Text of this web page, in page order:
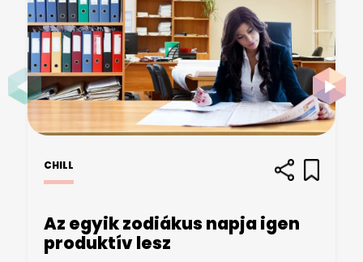
CHILL
Az egyik zodiákus napja igen
produktív lesz